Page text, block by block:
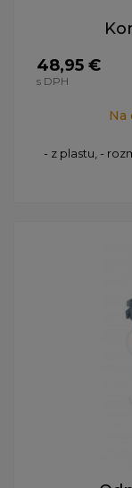
48,95 €
s DPH
Na
- z plastu, -